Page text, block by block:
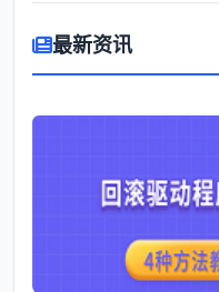
最新资讯